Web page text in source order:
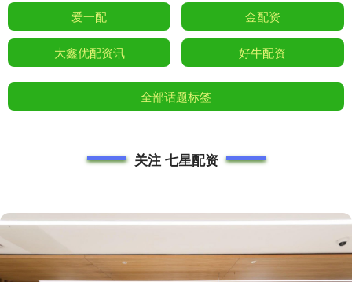
爱一配 金配资
大鑫优配资讯 好牛配资
全部话题标签
关注 七星配资